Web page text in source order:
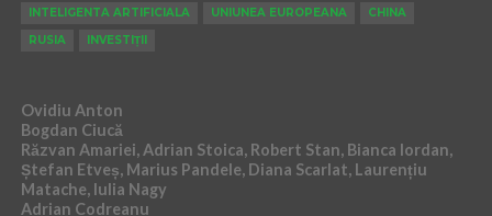
INTELIGENTA ARTIFICIALA
UNIUNEA EUROPEANA
CHINA
RUSIA
INVESTIȚII
Ovidiu Anton
Bogdan Ciucă
Răzvan Amariei, Adrian Stoica, Robert Stan, Bianca Iordan,
Ștefan Etveș, Marius Pandele, Diana Scarlat, Laurențiu
Matache, Iulia Nagy
Adrian Codreanu